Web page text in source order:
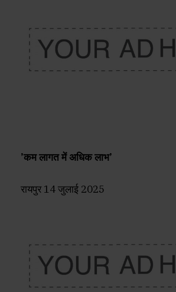
’कम लागत में अधिक लाभ’
रायपुर 14 जुलाई 2025